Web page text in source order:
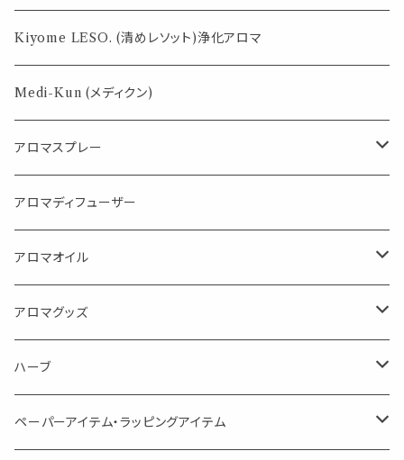
薄荷の香りで体感温度-4℃ !? スースーシリーズ
パロサント
Kiyome LESO. (清めレソット)浄化アロマ
Medi-Kun (メディクン)
アロマスプレー
目的で選ぶ
蒸し暑い夏やリフレッシュに
消臭に（用途：空間や衣服）
FLOWER LESO. フラワレソット
Kiyome LESO. キヨメ レソット
体感-4℃ !? 薄荷をブレンドしたアロマスプレー
AroMachi アロマチ 町の香り
アロマディフューザー
アロマオイル
エッセンシャルオイル
シングル
ブレンド
キャリアオイル
アロマグッズ
エッセンシャルオイル
ディフューザー
ハーブ
サシェ・香り袋
ペーパーアイテム・ラッピングアイテム